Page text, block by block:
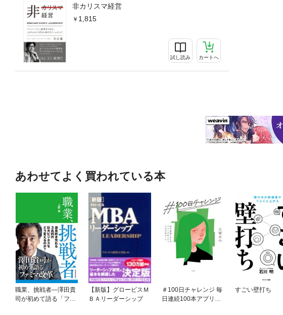
非カリスマ経営
1,815
試し読み カートへ
あわせてよく買われている本
職業、挑戦者—澤田貴
司が初めて語る「ファ
【新版】グロービスＭ
ＢＡリーダーシップ
＃100日チャレンジ 毎
日連続100本アプリを
すごい壁打ち